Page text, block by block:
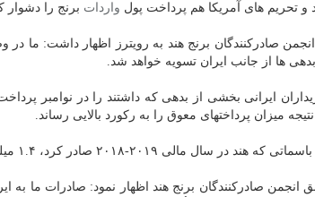
و تحریم های آمریكا هم پرداخت پول واردات برنج را
انجمن صادركنندگان برنج هند به رویترز اظهار داشت: ما
ها از جانب ایران تسویه خواهد شد.
ایرانی بخشی از بدهی كه داشتند را در نوامبر
میزان پرداختهای معوق را به ركورد بالایی رساند.
انجمن صادركنندگان برنج هند اظهار نمود: صادرات ما به